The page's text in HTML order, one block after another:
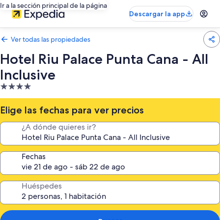
Ir a la sección principal de la página
Descargar la app
Ver todas las propiedades
Hotel Riu Palace Punta Cana - All
Inclusive
Propiedad
de
4.0
estrellas
Elige las fechas para ver precios
¿A dónde quieres ir?
Fechas
Huéspedes